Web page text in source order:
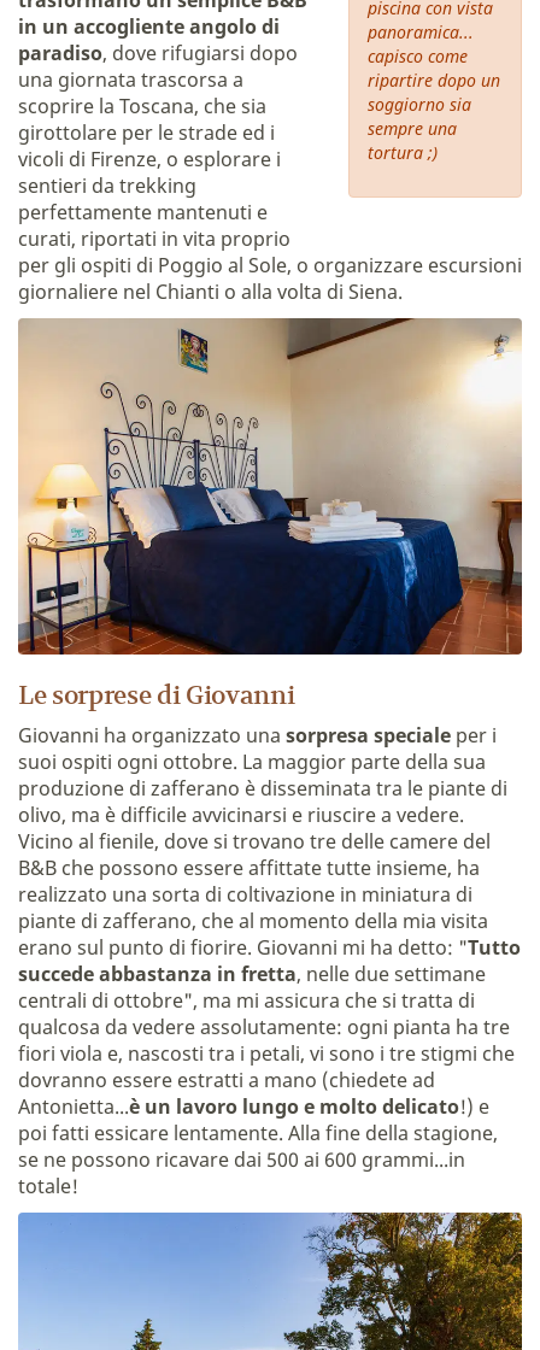
piscina con vista
panoramica...
capisco come
ripartire dopo un
soggiorno sia
sempre una
tortura ;)
in un accogliente angolo di
paradiso, dove rifugiarsi dopo
una giornata trascorsa a
scoprire la Toscana, che sia
girottolare per le strade ed i
vicoli di Firenze, o esplorare i
sentieri da trekking
perfettamente mantenuti e
curati, riportati in vita proprio
per gli ospiti di Poggio al Sole, o organizzare escursioni
giornaliere nel Chianti o alla volta di Siena.
Le sorprese di Giovanni
Giovanni ha organizzato una sorpresa speciale per i
suoi ospiti ogni ottobre. La maggior parte della sua
produzione di zafferano è disseminata tra le piante di
olivo, ma è difficile avvicinarsi e riuscire a vedere.
Vicino al fienile, dove si trovano tre delle camere del
B&B che possono essere affittate tutte insieme, ha
realizzato una sorta di coltivazione in miniatura di
piante di zafferano, che al momento della mia visita
erano sul punto di fiorire. Giovanni mi ha detto: "Tutto
succede abbastanza in fretta, nelle due settimane
centrali di ottobre", ma mi assicura che si tratta di
qualcosa da vedere assolutamente: ogni pianta ha tre
fiori viola e, nascosti tra i petali, vi sono i tre stigmi che
dovranno essere estratti a mano (chiedete ad
Antonietta...è un lavoro lungo e molto delicato!) e
poi fatti essicare lentamente. Alla fine della stagione,
se ne possono ricavare dai 500 ai 600 grammi...in
totale!